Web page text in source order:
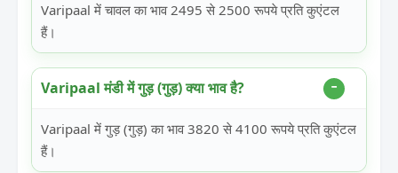
Varipaal में चावल का भाव 2495 से 2500 रूपये प्रति कुएंटल
हैं।
Varipaal मंडी में गुड़ (गुड़) क्या भाव है?
Varipaal में गुड़ (गुड़) का भाव 3820 से 4100 रूपये प्रति कुएंटल
हैं।